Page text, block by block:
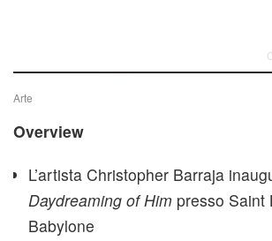
Arte
Overview
L’artista Christopher Barraja
Daydreaming of Him presso Saint
Babylone